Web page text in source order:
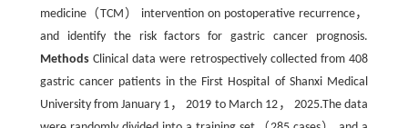
medicine（TCM） intervention on postoperative recurrence，
and identify the risk factors for gastric cancer prognosis.
MethodsClinical data were retrospectively collected from 408
gastric cancer patients in the First Hospital of Shanxi Medical
University from January 1， 2019 to March 12， 2025.The data